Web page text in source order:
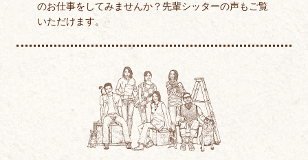
のお仕事をしてみませんか？先輩シッターの声もご覧
いただけます。